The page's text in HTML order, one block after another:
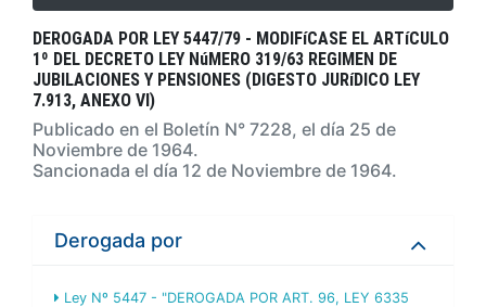
DEROGADA POR LEY 5447/79 - MODIFíCASE EL ARTíCULO
1º DEL DECRETO LEY NúMERO 319/63 REGIMEN DE
JUBILACIONES Y PENSIONES (DIGESTO JURíDICO LEY
7.913, ANEXO VI)
Publicado en el Boletín N° 7228, el día 25 de
Noviembre de 1964.
Sancionada el día 12 de Noviembre de 1964.
Derogada por
Ley Nº 5447 - "DEROGADA POR ART. 96, LEY 6335